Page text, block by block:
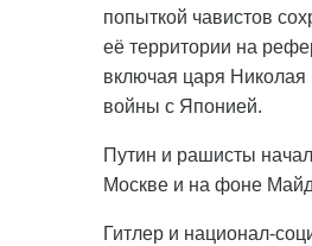
попыткой чавистов
её территории на
включая царя
войны с Японией.
Путин и рашисты
Москве и на фоне
Гитлер и национал-